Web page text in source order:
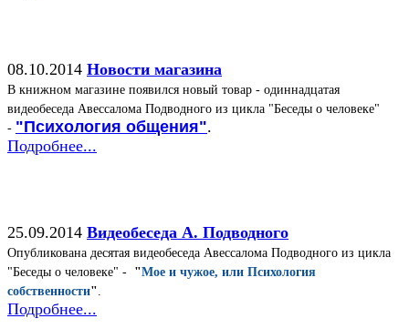
08.10.2014 Новости магазина
В книжном магазине появился новый товар - одиннадцатая
видеобеседа Авессалома Подводного из цикла "Беседы о человеке"
- "Психология общения".
Подробнее...
25.09.2014 Видеобеседа А. Подводного
Опубликована десятая видеобеседа Авессалома Подводного из цикла
"Беседы о человеке" - "Мое и чужое, или Психология
собственности"
Подробнее...